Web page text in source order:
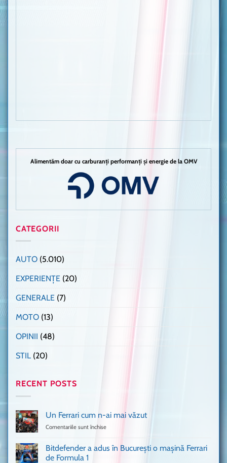
Alimentăm doar cu carburanți performanți și energie de la OMV
CATEGORII
AUTO (5.010)
EXPERIENȚE (20)
GENERALE (7)
MOTO (13)
OPINII (48)
STIL (20)
RECENT POSTS
Un Ferrari cum n-ai mai văzut
Comentariile sunt închise
Ferrari
cum
Bitdefender a adus în București o mașină Ferrari
de Formula 1